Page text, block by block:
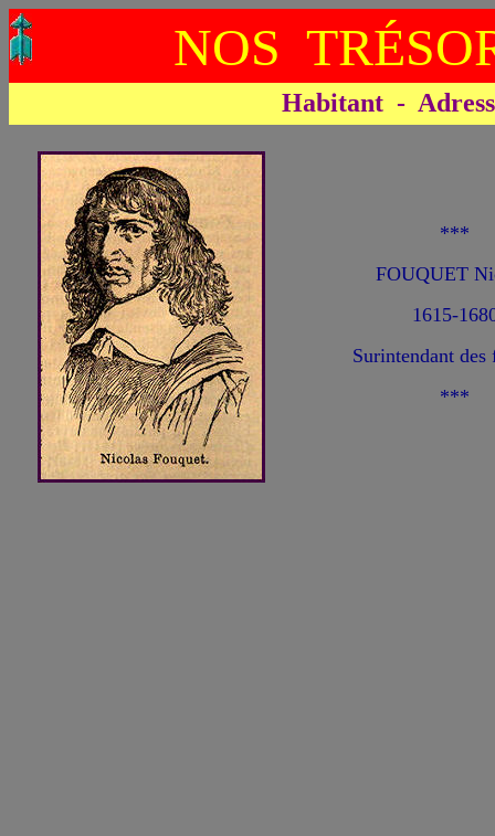
NOS
Habitant -
***
FOUQUET
1615-
Surintendant des
***